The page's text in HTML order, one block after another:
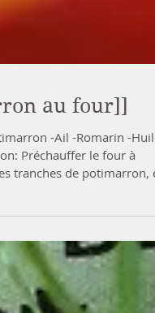
au four]]
-Ail -Romarin -Huile
tranches de potimarron, et